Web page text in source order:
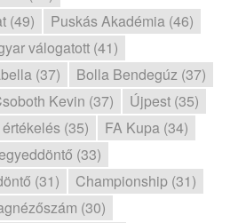
(49)
Puskás Akadémia (46)
válogatott (41)
(37)
Bolla Bendegúz (37)
Kevin (37)
Újpest (35)
értékelés (35)
FA Kupa (34)
(33)
(31)
Championship (31)
(30)